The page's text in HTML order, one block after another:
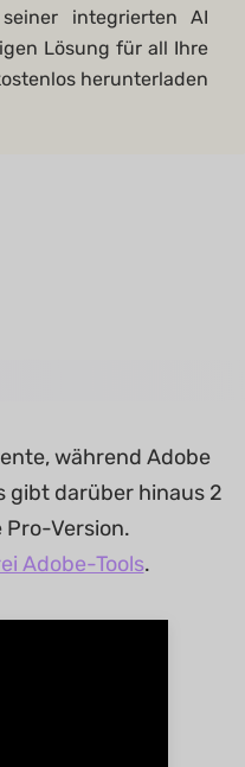
integrierten AI
Lösung für all Ihre
herunterladen
während Adobe
gibt darüber hinaus 2
Version.
Adobe-Tools.